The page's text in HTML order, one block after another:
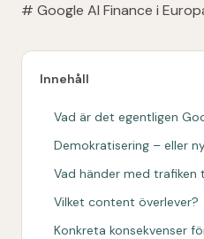
# Google AI Finance i
Innehåll
Vad är det egentligen
Demokratisering – eller
Vad händer med trafiken
Vilket content överlever?
Konkreta konsekvenser